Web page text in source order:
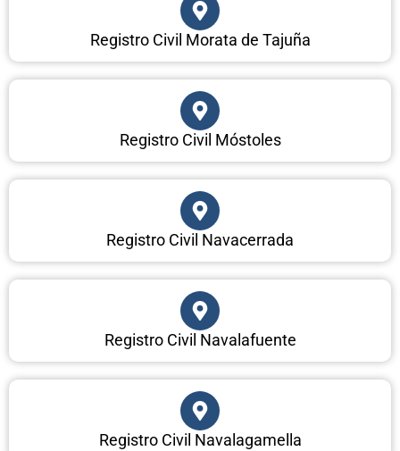
Registro Civil Morata de Tajuña
Registro Civil Móstoles
Registro Civil Navacerrada
Registro Civil Navalafuente
Registro Civil Navalagamella